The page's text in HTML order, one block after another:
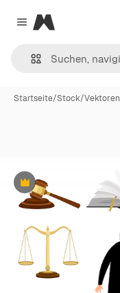
Close menu
Magnific
Startseite/Stock/Vektoren
Premium